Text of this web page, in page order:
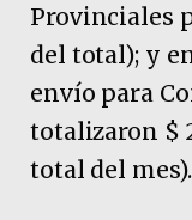
Provinciales
del total); y
envío para
totalizaron $
total del mes).